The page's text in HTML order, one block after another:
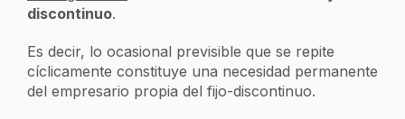
discontinuo.
Es decir, lo ocasional previsible que se repite
cíclicamente constituye una necesidad permanente
del empresario propia del fijo-discontinuo.